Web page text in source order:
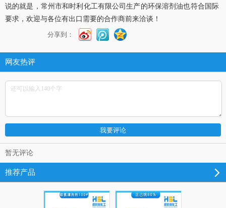
说的就是 ，常州市和时利化工有限公司生产的环保溶剂油也符合国际
要求，欢迎与各位有出口需要的合作商前来洽谈！
分享到：
网友热评
暂无评论
推荐产品